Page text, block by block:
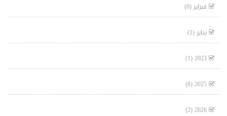
فبراير (0)
يناير (1)
(1)
(6)
(2)